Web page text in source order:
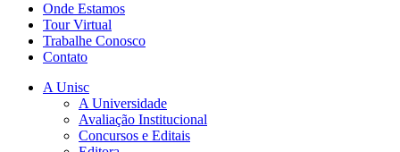
Onde Estamos
Tour Virtual
Trabalhe Conosco
Contato
A Unisc
A Universidade
Avaliação Institucional
Concursos e Editais